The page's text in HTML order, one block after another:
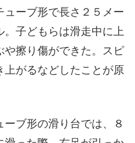
ーブ形で長さ２５メー
。子どもらは滑走中に上
や擦り傷ができた。スピ
上がるなどしたことが原
ブ形の滑り台では、８